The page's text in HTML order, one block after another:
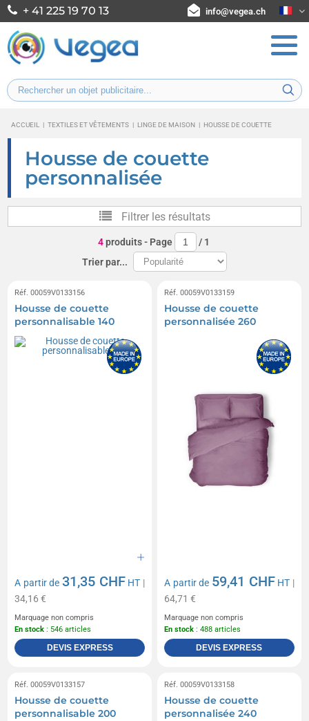
+ 41 225 19 70 13 info@vegea.ch
ACCUEIL | TEXTILES ET VÊTEMENTS | LINGE DE MAISON | HOUSSE DE COUETTE
Housse de couette
personnalisée
Filtrer les résultats
4produits- Page / 1
Trier par...
Réf. 00059V0133156
Housse de couette
personnalisable 140
A partir de31,35 CHF HT |
34,16 €
Marquage non compris
En stock : 546 articles
DEVIS EXPRESS
Réf. 00059V0133159
Housse de couette
personnalisée 260
A partir de 59,41 CHF HT |
64,71 €
Marquage non compris
En stock : 488 articles
DEVIS EXPRESS
Réf. 00059V0133157
Housse de couette
personnalisable 200
Réf. 00059V0133158
Housse de couette
personnalisée 240